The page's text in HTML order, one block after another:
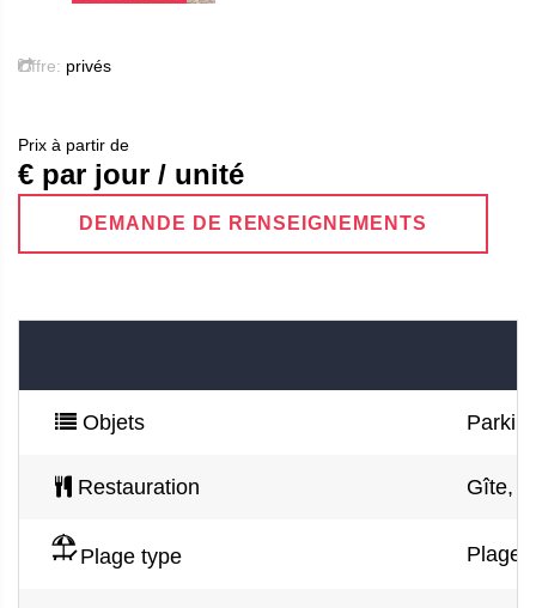
Offre: privés
Prix ​​à partir de
€ par jour / unité
DEMANDE DE RENSEIGNEMENTS
Objets
Restauration Gîte,
Plage type Plage